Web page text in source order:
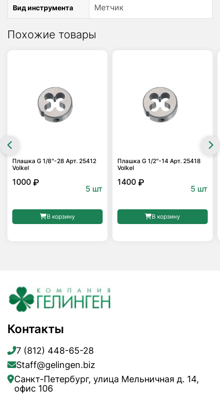
Вид инструмента Метчик
Похожие товары
Плашка G 1/8″-28 Арт. 25412
Volkel
1000 ₽
5 шт
В корзину
Плашка G 1/2″-14 Арт. 25418
Volkel
1400 ₽
5 шт
В корзину
Контакты
7 (812) 448-65-28
Staff@gelingen.biz
Санкт-Петербург, улица Мельничная д. 14,
офис 106